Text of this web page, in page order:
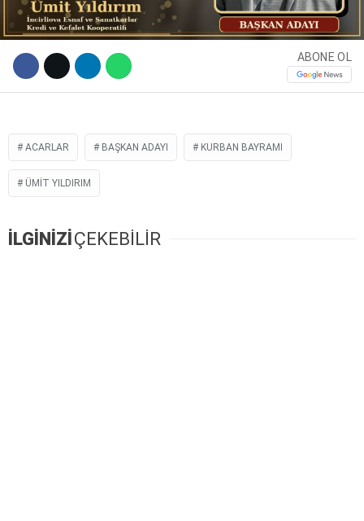
ABONE OL
ACARLAR BAŞKAN ADAYI KURBAN BAYRAMI
ÜMIT YILDIRIM
İLGİNİZİÇEKEBİLİR